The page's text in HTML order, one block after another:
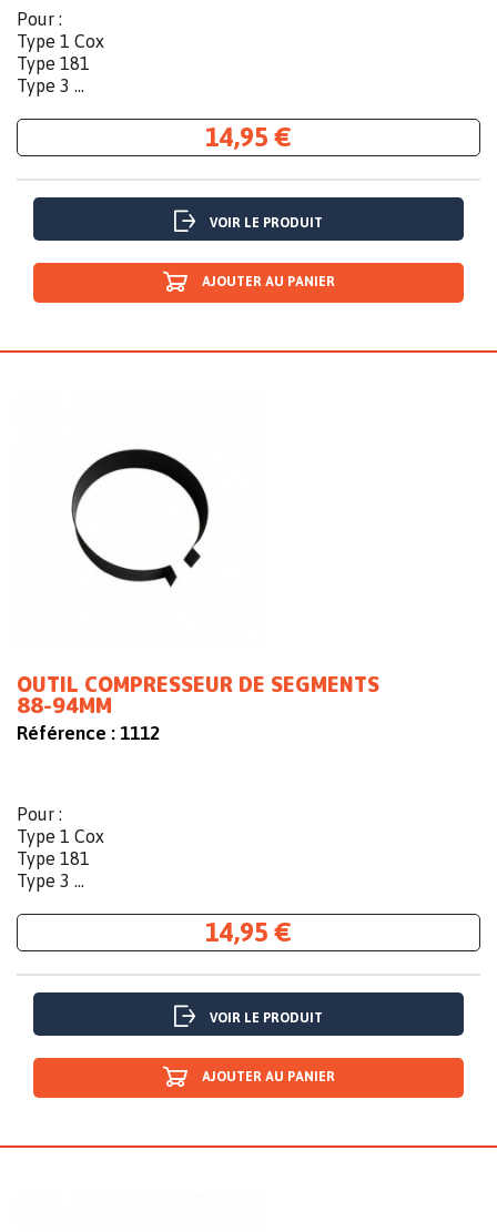
Pour :
Type 1 Cox
Type 181
Type 3 ...
14,95 €
VOIR LE PRODUIT
AJOUTER AU PANIER
OUTIL COMPRESSEUR DE SEGMENTS
88-94MM
Référence : 1112
Pour :
Type 1 Cox
Type 181
Type 3 ...
14,95 €
VOIR LE PRODUIT
AJOUTER AU PANIER